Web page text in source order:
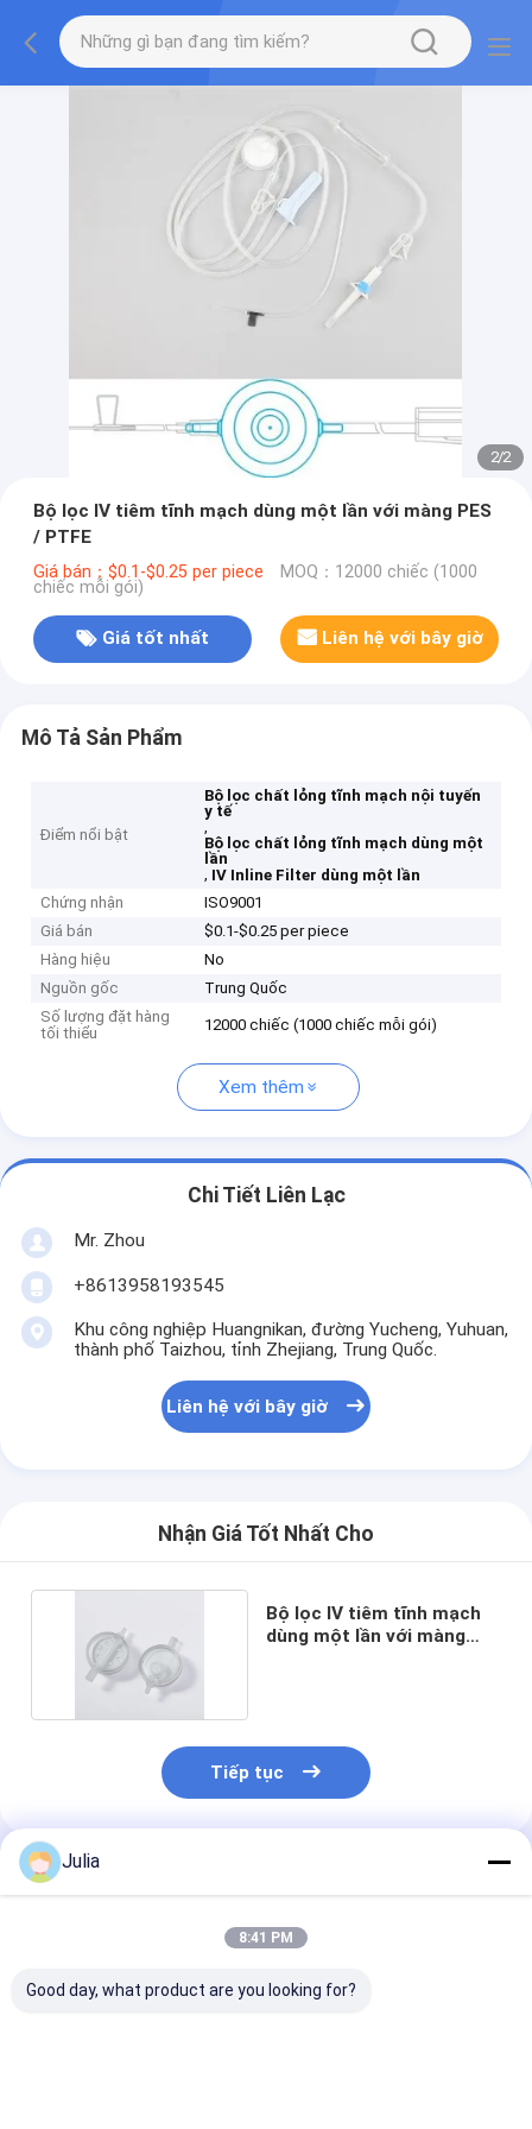
2/2
Bộ lọc IV tiêm tĩnh mạch dùng một lần với màng PES
/ PTFE
Giá bán：$0.1-$0.25 per piece MOQ：12000 chiếc (1000
chiếc mỗi gói)
Giá tốt nhất Liên hệ với bây giờ
Mô Tả Sản Phẩm
Điểm nổi bật
Bộ lọc chất lỏng tĩnh mạch nội tuyến
y tế
,
Bộ lọc chất lỏng tĩnh mạch dùng một
lần
, IV Inline Filter dùng một lần
Chứng nhận
ISO9001
Giá bán
$0.1-$0.25 per piece
Hàng hiệu
No
Nguồn gốc
Trung Quốc
Số lượng đặt hàng
tối thiểu
12000 chiếc (1000 chiếc mỗi gói)
Xem thêm
Chi Tiết Liên Lạc
Mr. Zhou
+8613958193545
Khu công nghiệp Huangnikan, đường Yucheng, Yuhuan,
thành phố Taizhou, tỉnh Zhejiang, Trung Quốc.
Liên hệ với bây giờ
Nhận Giá Tốt Nhất Cho
Bộ lọc IV tiêm tĩnh mạch
dùng một lần với màng
Tiếp tục
Sản Phẩm Khuyến Cáo
Julia
8:41 PM
Good day, what product are you looking for?